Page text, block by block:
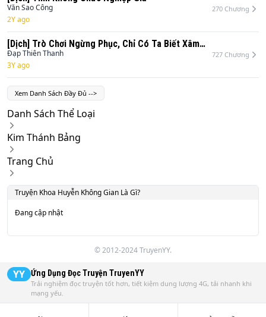
Văn Sao Công
2Y ago
270 Chương
[Dịch] Trò Chơi Ngừng Phục, Chỉ Có Ta Biết Xâm
Lấn Thực Tế
Đạp Thiên Thanh
3Y ago
727 Chương
Xem Danh Sách Đầy Đủ -->
Danh Sách Thể Loại
Kim Thánh Bảng
Trang Chủ
Truyện Khoa Huyễn Không Gian Là Gì?
Đang cập nhật
© 2012-2024 TruyenYY.
YY Ứng Dụng Đọc Truyện TruyenYY
Trải nghiệm đọc truyện tốt hơn, tiết kiệm dung lượng 4G, tải nhanh khi
mạng yếu.